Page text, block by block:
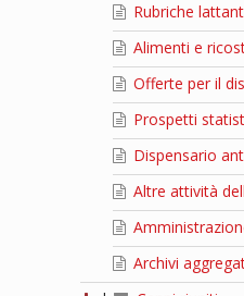
Rubriche
Alimenti e
Offerte per il
Prospetti
Dispensario
Altre attività
Archivi